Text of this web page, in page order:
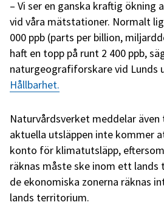
– Vi ser en ganska kraftig ökning
vid våra mätstationer. Normalt
000 ppb (parts per billion,
haft en topp på runt 2 400 ppb,
naturgeografiforskare vid Lunds
Hållbarhet.
Naturvårdsverket meddelar
aktuella utsläppen inte kommer
konto för klimatutsläpp,
räknas måste ske inom ett lands
de ekonomiska zonerna räknas
lands territorium.